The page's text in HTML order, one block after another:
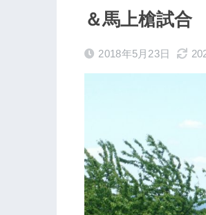
＆馬上槍試合
2018年5月23日